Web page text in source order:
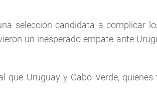
selección candidata a complicar
un inesperado empate ante
Uruguay y Cabo Verde,